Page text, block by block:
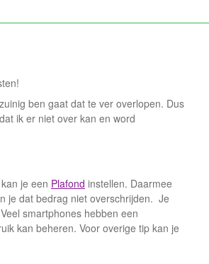
ben gaat dat te ver overlopen. Dus
ik er niet over kan en word
je een Plafond instellen. Daarmee
je dat bedrag niet overschrijden. Je
smartphones hebben een
kan beheren. Voor overige tip kan je